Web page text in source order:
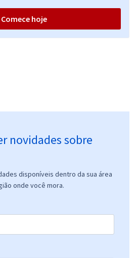
Comece hoje
novidades sobre
disponíveis dentro da sua área
onde você mora.